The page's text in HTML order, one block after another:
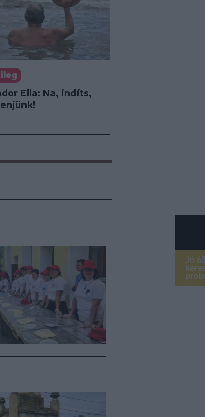
Ella: Na, indíts,